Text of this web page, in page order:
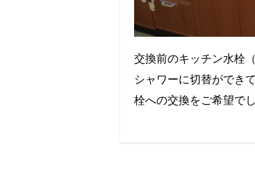
交換前のキッチン水栓
シャワーに切替ができ
栓への交換をご希望でし